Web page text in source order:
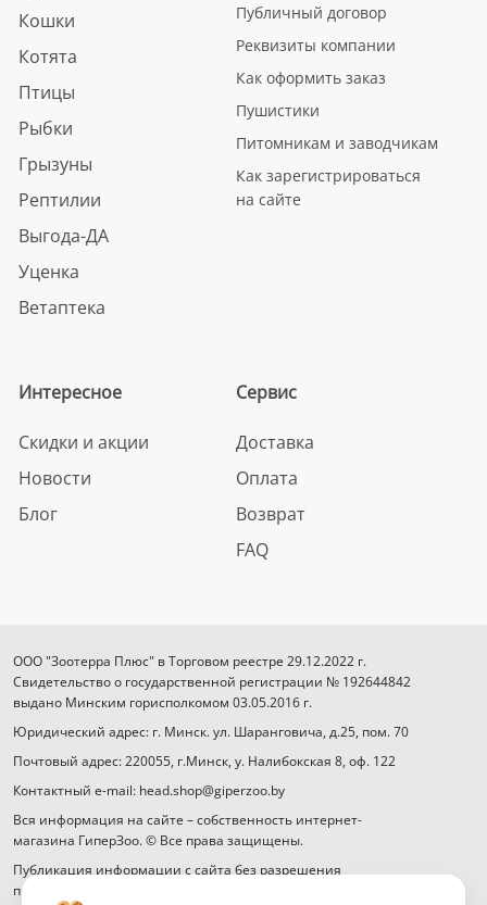
Кошки
Котята
Птицы
Рыбки
Грызуны
Рептилии
Выгода-ДА
Уценка
Ветаптека
Публичный договор
Реквизиты компании
Как оформить заказ
Пушистики
Питомникам и заводчикам
Как зарегистрироваться
на сайте
Интересное
Скидки и акции
Новости
Блог
Сервис
Доставка
Оплата
Возврат
FAQ
ООО "Зоотерра Плюс" в Торговом реестре 29.12.2022 г.
Свидетельство о государственной регистрации № 192644842
выдано Минским горисполкомом 03.05.2016 г.
Юридический адрес: г. Минск. ул. Шаранговича, д.25, пом. 70
Почтовый адрес: 220055, г.Минск, у. Налибокская 8, оф. 122
Контактный e-mail: head.shop@giperzoo.by
Вся информация на сайте – собственность интернет-
магазина ГиперЗоо. © Все права защищены.
Публикация информации с сайта без разрешения
правообладателя запрещена.